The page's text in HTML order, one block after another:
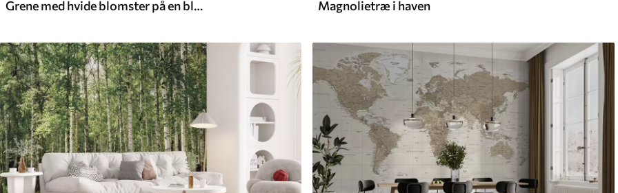
Grene med hvide blomster på en blød beige baggrund Magnolietræ i haven